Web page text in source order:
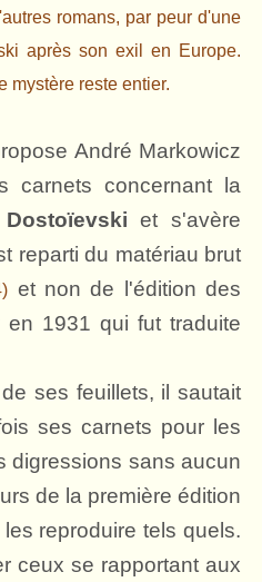
romans, par peur d'une
après son exil en Europe.
mystère reste entier.
André Markowicz
carnets concernant la
Dostoïevski et s'avère
reparti du matériau brut
et non de l'édition des
en 1931 qui fut traduite
ses feuillets, il sautait
ses carnets pour les
digressions sans aucun
de la première édition
reproduire tels quels.
ceux se rapportant aux